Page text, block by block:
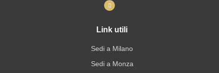
Link utili
Sedi a Milano
Sedi a Monza